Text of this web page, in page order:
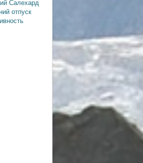
Салехард
отпуск